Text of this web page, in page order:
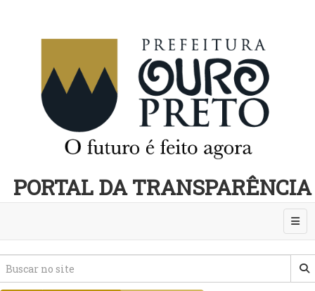
PORTAL DA TRANSPARÊNCIA